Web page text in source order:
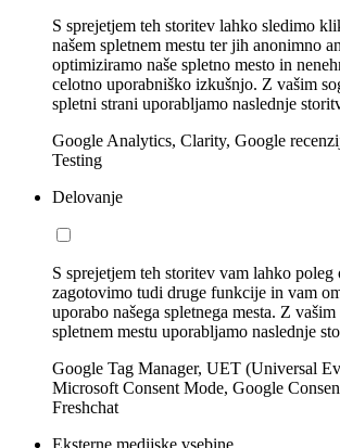
S sprejetjem teh storitev lahko sledimo
našem spletnem mestu ter jih anonimno
optimiziramo naše spletno mesto in
celotno uporabniško izkušnjo. Z vašim
spletni strani uporabljamo naslednje
Google Analytics, Clarity, Google
Testing
Delovanje
S sprejetjem teh storitev vam lahko
zagotovimo tudi druge funkcije in vam
uporabo našega spletnega mesta. Z
spletnem mestu uporabljamo naslednje
Google Tag Manager, UET (Universal
Microsoft Consent Mode, Google
Freshchat
Eksterne medijske vsebine